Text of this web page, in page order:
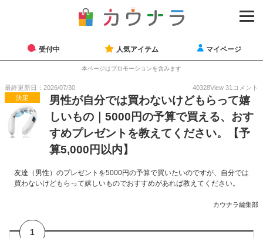
受付中 人気アイテム マイページ
本ページはプロモーションを含みます
最終更新日：2026/07/30 40328View 31 コメント
決定
男性が自分では買わないけどもらって嬉
しいもの｜5000円の予算で買える、おす
すめプレゼントを教えてください。【予
算5,000円以内】
友達（男性）のプレゼントを5000円の予算で買いたいのですが、自分では
買わないけどもらって嬉しいものでおすすめがあれば教えてください。
カウナラ編集部
1